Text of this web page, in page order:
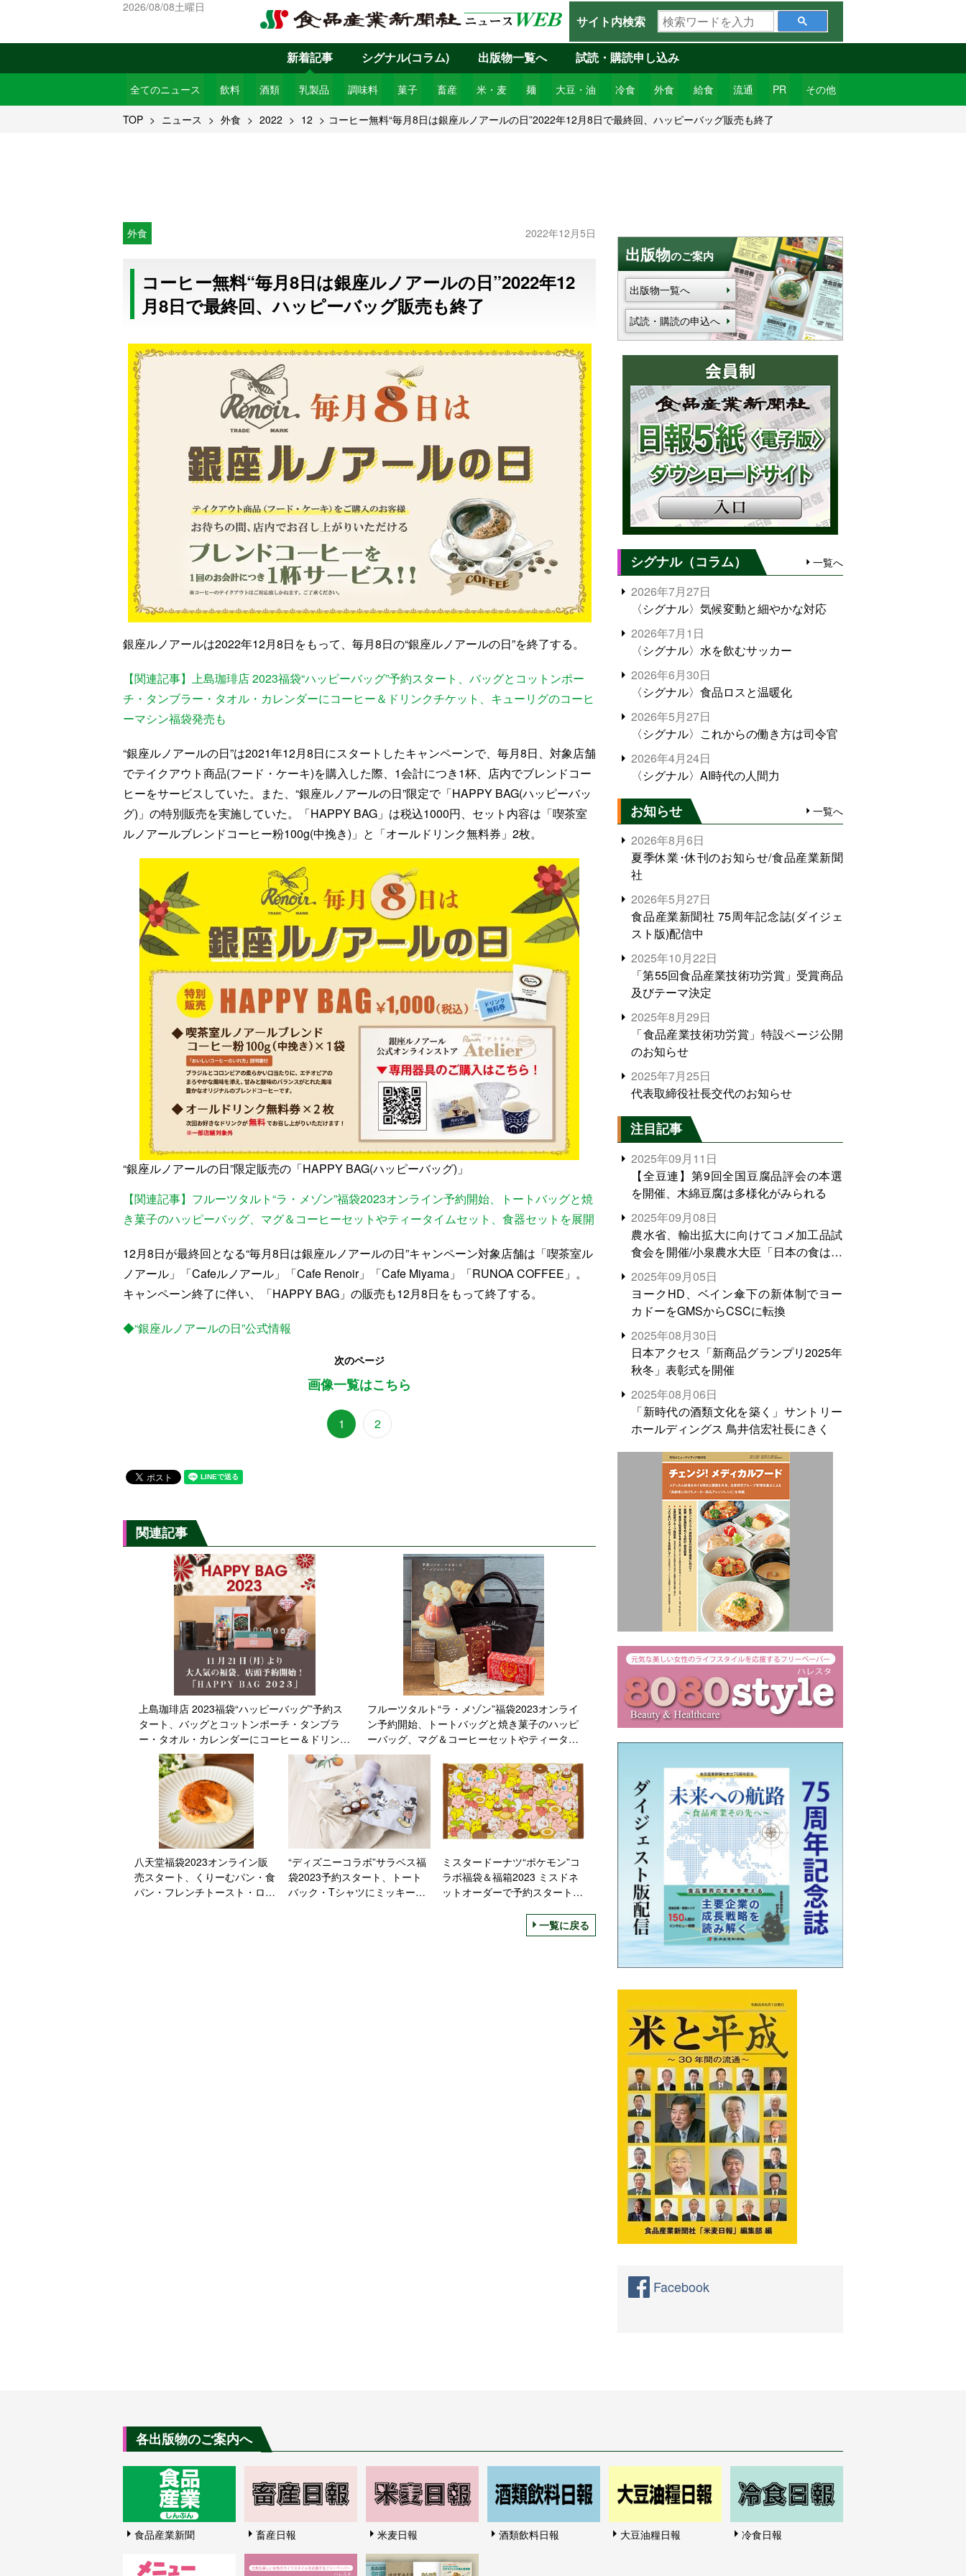
2026/08/08土曜日
サイト内検索
検
索
ワ
ー
ド
を
入
新着記事
全てのニュース 飲料 酒類 乳製品 調味料 菓子 畜産 米・麦 麺 大豆・油 冷食 外食 給食 流通 PR その他
シグナル(コラム) 出版物一覧へ 試読・購読申し込み
TOP ニュース 外食 2022 12 コーヒー無料“毎月8日は銀座ルノアールの日”2022年12月8日で最終回、ハッピーバッグ販売も終了
外食 2022年12月5日
コーヒー無料“毎月8日は銀座ルノアールの日”2022年12
月8日で最終回、ハッピーバッグ販売も終了
銀座ルノアールは2022年12月8日をもって、毎月8日の“銀座ルノアールの日”を終了する。
【関連記事】上島珈琲店 2023福袋“ハッピーバッグ”予約スタート、バッグとコットンポー
チ・タンブラー・タオル・カレンダーにコーヒー＆ドリンクチケット、キューリグのコーヒ
ーマシン福袋発売も
“銀座ルノアールの日”は2021年12月8日にスタートしたキャンペーンで、毎月8日、対象店舗
でテイクアウト商品(フード・ケーキ)を購入した際、1会計につき1杯、店内でブレンドコー
ヒーをサービスしていた。また、“銀座ルノアールの日”限定で「HAPPY BAG(ハッピーバッ
グ)」の特別販売を実施していた。「HAPPY BAG」は税込1000円、セット内容は「喫茶室
ルノアールブレンドコーヒー粉100g(中挽き)」と「オールドリンク無料券」2枚。
“銀座ルノアールの日”限定販売の「HAPPY BAG(ハッピーバッグ)」
【関連記事】フルーツタルト“ラ・メゾン”福袋2023オンライン予約開始、トートバッグと焼
き菓子のハッピーバッグ、マグ＆コーヒーセットやティータイムセット、食器セットを展開
12月8日が最終回となる“毎月8日は銀座ルノアールの日”キャンペーン対象店舗は「喫茶室ル
ノアール」「Cafeルノアール」「Cafe Renoir」「Cafe Miyama」「RUNOA COFFEE」。
キャンペーン終了に伴い、「HAPPY BAG」の販売も12月8日をもって終了する。
◆“銀座ルノアールの日”公式情報
次のページ
画像一覧はこちら
1 2
関連記事
上島珈琲店 2023福袋“ハッピーバッグ”予約ス
タート、バッグとコットンポーチ・タンブラ
ー・タオル・カレンダーにコーヒー＆ドリンク
チケット、キューリグのコーヒーマシン福袋発
フルーツタルト“ラ・メゾン”福袋2023オンライ
ン予約開始、トートバッグと焼き菓子のハッピ
ーバッグ、マグ＆コーヒーセットやティータイ
ムセット、食器セットを展開
八天堂福袋2023オンライン販
売スタート、くりーむパン・食
パン・フレンチトースト・ロゴ
“ディズニーコラボ”サラベス福
袋2023予約スタート、トート
バック・Tシャツにミッキー＆
ミスタードーナツ“ポケモン”コ
ラボ福袋＆福箱2023 ミスドネ
ットオーダーで予約スタート、
ッグ・カレンダー・タオルなど
グッズ満載、お得なドーナツ引
一覧に戻る
出版物のご案内
出版物一覧へ
試読・購読の申込へ
シグナル（コラム） 一覧へ
2026年7月27日
〈シグナル〉気候変動と細やかな対応
2026年7月1日
〈シグナル〉水を飲むサッカー
2026年6月30日
〈シグナル〉食品ロスと温暖化
2026年5月27日
〈シグナル〉これからの働き方は司令官
2026年4月24日
〈シグナル〉AI時代の人間力
お知らせ 一覧へ
2026年8月6日
夏季休業･休刊のお知らせ/食品産業新聞
社
2026年5月27日
食品産業新聞社 75周年記念誌(ダイジェ
スト版)配信中
2025年10月22日
「第55回食品産業技術功労賞」受賞商品
及びテーマ決定
2025年8月29日
「食品産業技術功労賞」特設ページ公開
のお知らせ
2025年7月25日
代表取締役社長交代のお知らせ
注目記事
2025年09月11日
【全豆連】第9回全国豆腐品評会の本選
を開催、木綿豆腐は多様化がみられる
2025年09月08日
農水省、輸出拡大に向けてコメ加工品試
食会を開催/小泉農水大臣「日本の食は世
界でトップをとれる。米増産に向けて、
米輸出需要の拡大を」
2025年09月05日
ヨークHD、ベイン傘下の新体制でヨー
カドーをGMSからCSCに転換
2025年08月30日
日本アクセス「新商品グランプリ2025年
秋冬」表彰式を開催
2025年08月06日
「新時代の酒類文化を築く」サントリー
ホールディングス 鳥井信宏社長にきく
Facebook
各出版物のご案内へ
食品産業新聞 畜産日報 米麦日報 酒類飲料日報 大豆油糧日報 冷食日報